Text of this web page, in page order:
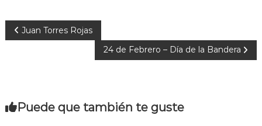
N
e
Juan Torres Rojas
24 de Febrero – Día de la Bandera
Puede que también te guste